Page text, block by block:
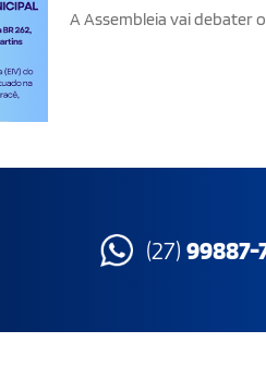
A Assembleia vai debater
(27) 99887-